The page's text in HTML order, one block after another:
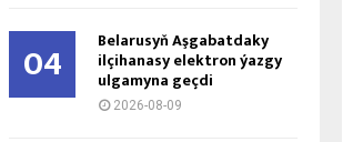
04 Belarusyň Aşgabatdaky
ilçihanasy elektron ýazgy
ulgamyna geçdi
2026-08-09